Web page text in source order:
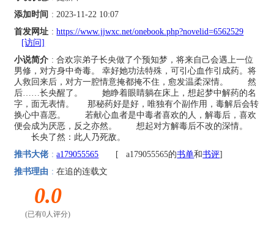
添加时间 : 2023-11-22 10:07
首发网址 :https://www.jjwxc.net/onebook.php?novelid=6562529
[访问]
小说简介 : 合欢宗弟子长央做了个预知梦，将来自己会遇上一位
男修，对方身中奇毒。 幸好她功法特殊，可引心血作引成药。将
人救回来后，对方一腔情意掩都掩不住，愈发温柔深情。 然
后……长央醒了。 她睁着眼睛躺在床上，想起梦中解药的名
字，面无表情。 那秘药好是好，唯独有个副作用，毒解后会转
换心中喜恶。 若献心血者是中毒者喜欢的人，解毒后，喜欢
便会成为厌恶，反之亦然。 想起对方解毒后不改的深情。
长央了然：此人乃死敌。
推书大佬 : a179055565 [ a179055565的书单和书评]
推书理由 : 在追的连载文
0.0
(已有0人评分)